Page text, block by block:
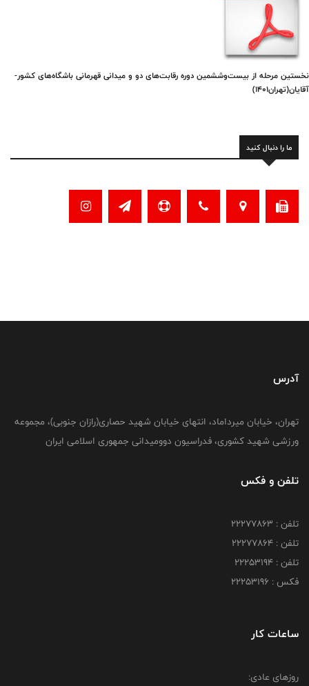
نخستین مرحله از بیست‌وششمین دوره رقابت‌های دو و میدانی قهرمانی باشگاه‌های کشور-
آقایان(تهران1401)
ما را دنبال کنید
آدرس
تهران، خیابان میرداماد، انتهای خیابان شهید حصاری(رازان جنوبی)، مجموعه
ورزشی شهید کشوری، فدراسیون دوومیدانی جمهوری اسلامی ایران
تلفن و فکس
تلفن : 22277863
تلفن : 22277864
تلفن : 22253194
فکس : 22253196
ساعات کار
روزهای عادی: